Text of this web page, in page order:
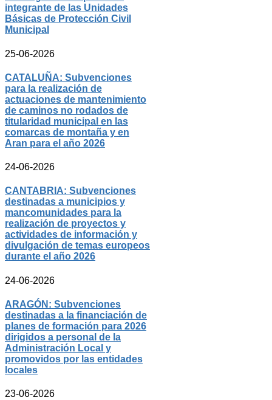
integrante de las Unidades
Básicas de Protección Civil
Municipal
25-06-2026
CATALUÑA: Subvenciones
para la realización de
actuaciones de mantenimiento
de caminos no rodados de
titularidad municipal en las
comarcas de montaña y en
Aran para el año 2026
24-06-2026
CANTABRIA: Subvenciones
destinadas a municipios y
mancomunidades para la
realización de proyectos y
actividades de información y
divulgación de temas europeos
durante el año 2026
24-06-2026
ARAGÓN: Subvenciones
destinadas a la financiación de
planes de formación para 2026
dirigidos a personal de la
Administración Local y
promovidos por las entidades
locales
23-06-2026